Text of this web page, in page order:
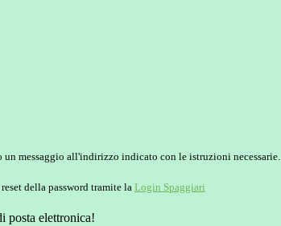
un messaggio all'indirizzo indicato con le istruzioni necessarie.
della password tramite la Login Spaggiari
posta elettronica!